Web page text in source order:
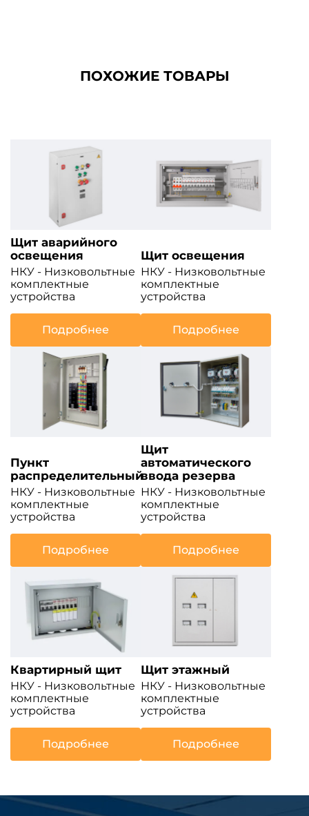
ПОХОЖИЕ ТОВАРЫ
Щит аварийного
освещения
НКУ - Низковольтные
комплектные
устройства
Подробнее
Щит освещения
НКУ - Низковольтные
комплектные
устройства
Подробнее
Пункт
распределительный
НКУ - Низковольтные
комплектные
устройства
Подробнее
Щит
автоматического
ввода резерва
НКУ - Низковольтные
комплектные
устройства
Подробнее
Квартирный щит
НКУ - Низковольтные
комплектные
устройства
Подробнее
Щит этажный
НКУ - Низковольтные
комплектные
устройства
Подробнее